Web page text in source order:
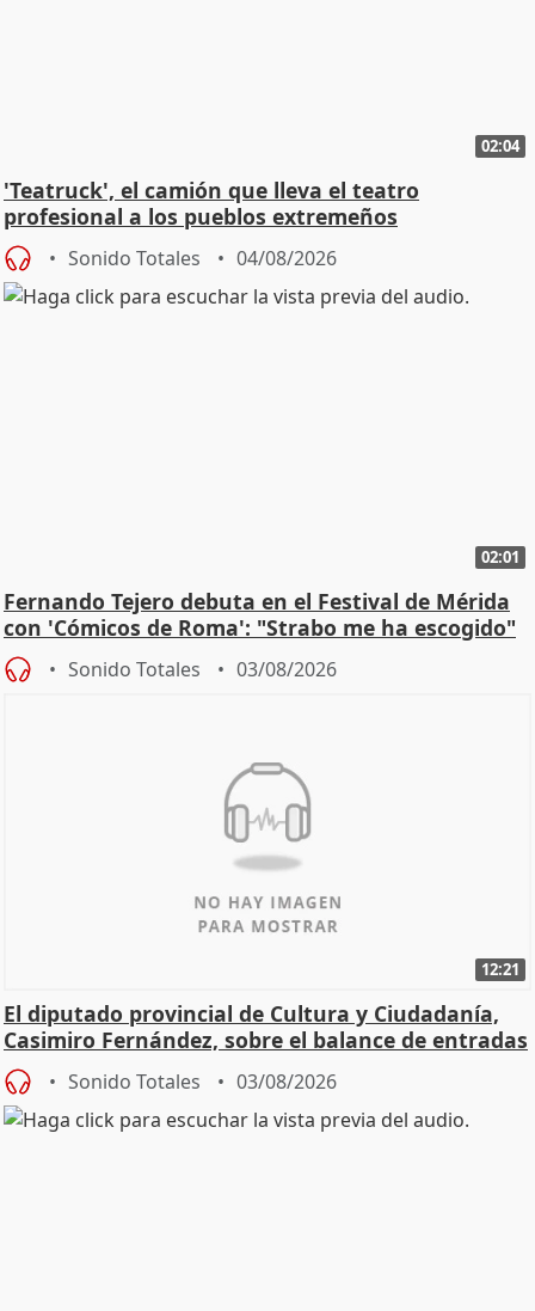
02:04
'Teatruck', el camión que lleva el teatro
profesional a los pueblos extremeños
Sonido Totales 04/08/2026
02:01
Fernando Tejero debuta en el Festival de Mérida
con 'Cómicos de Roma': "Strabo me ha escogido"
Sonido Totales 03/08/2026
12:21
El diputado provincial de Cultura y Ciudadanía,
Casimiro Fernández, sobre el balance de entradas
Sonido Totales 03/08/2026